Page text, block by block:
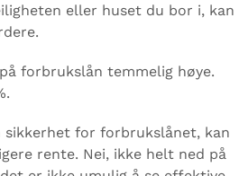
eller huset du bor i, kan
forbrukslån temmelig høye.
sikkerhet for forbrukslånet, kan
rente. Nei, ikke helt ned på